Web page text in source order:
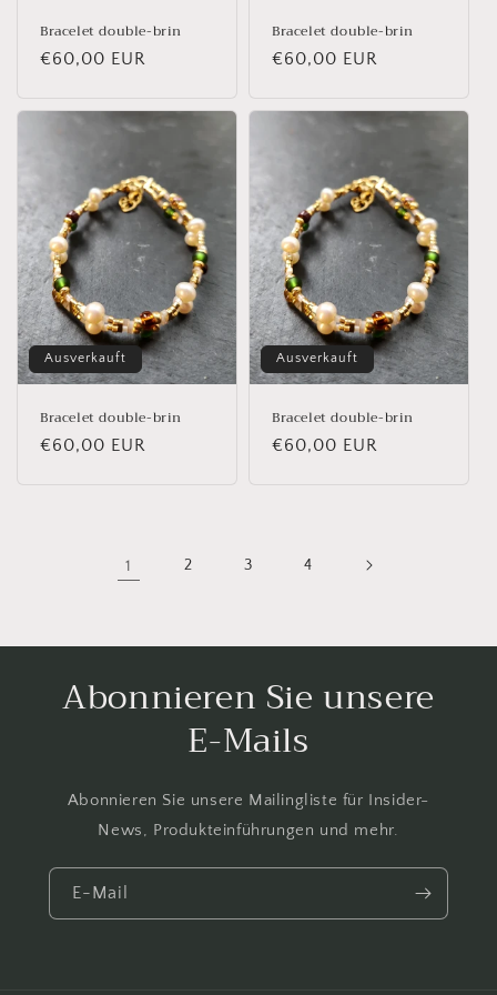
Bracelet double-brin
Normaler
€60,00 EUR
Bracelet double-brin
Normaler
€60,00 EUR
Ausverkauft
Bracelet double-brin
Normaler
€60,00 EUR
Ausverkauft
Bracelet double-brin
Normaler
€60,00 EUR
1 2 3 4
Abonnieren Sie unsere
E-Mails
Abonnieren Sie unsere Mailingliste für Insider-
News, Produkteinführungen und mehr.
E-Mail